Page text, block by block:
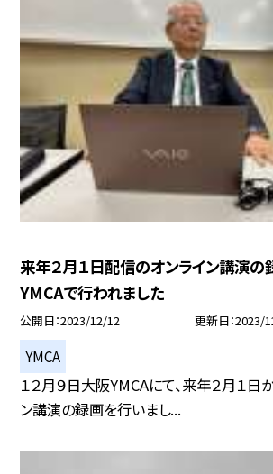
来年２月１日配信のオンライン講演
YMCAで行われました
公開日 2023/12/12 更新日 2023/
YMCA
１２月９日大阪YMCAにて、来年２月１日
ン講演の録画を行いまし...